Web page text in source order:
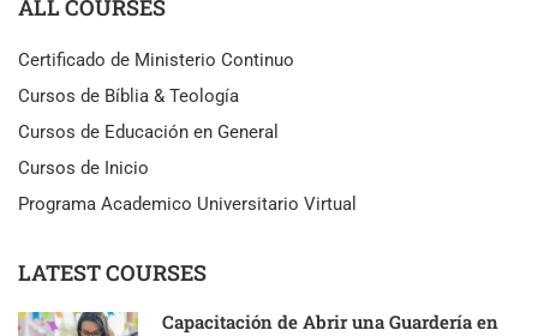
ALL COURSES
Certificado de Ministerio Continuo
Cursos de Bíblia & Teología
Cursos de Educación en General
Cursos de Inicio
Programa Academico Universitario Virtual
LATEST COURSES
Capacitación de Abrir una Guardería en